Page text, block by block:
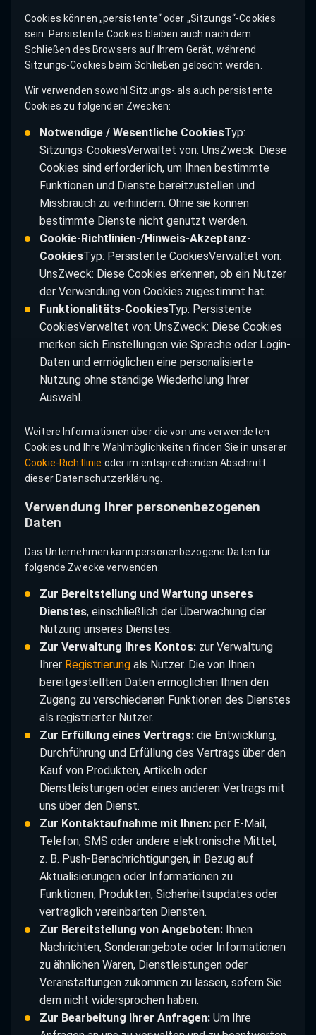
Cookies können „persistente“ oder „Sitzungs“-Cookies
sein. Persistente Cookies bleiben auch nach dem
Schließen des Browsers auf Ihrem Gerät, während
Sitzungs-Cookies beim Schließen gelöscht werden.
Wir verwenden sowohl Sitzungs- als auch persistente
Cookies zu folgenden Zwecken:
Notwendige / Wesentliche CookiesTyp:
Sitzungs-CookiesVerwaltet von: UnsZweck: Diese
Cookies sind erforderlich, um Ihnen bestimmte
Funktionen und Dienste bereitzustellen und
Missbrauch zu verhindern. Ohne sie können
bestimmte Dienste nicht genutzt werden.
Cookie-Richtlinien-/Hinweis-Akzeptanz-
CookiesTyp: Persistente CookiesVerwaltet von:
UnsZweck: Diese Cookies erkennen, ob ein Nutzer
der Verwendung von Cookies zugestimmt hat.
Funktionalitäts-CookiesTyp: Persistente
CookiesVerwaltet von: UnsZweck: Diese Cookies
merken sich Einstellungen wie Sprache oder Login-
Daten und ermöglichen eine personalisierte
Nutzung ohne ständige Wiederholung Ihrer
Auswahl.
Weitere Informationen über die von uns verwendeten
Cookies und Ihre Wahlmöglichkeiten finden Sie in unserer
Cookie-Richtlinie oder im entsprechenden Abschnitt
dieser Datenschutzerklärung.
Verwendung Ihrer personenbezogenen
Daten
Das Unternehmen kann personenbezogene Daten für
folgende Zwecke verwenden:
Zur Bereitstellung und Wartung unseres
Dienstes, einschließlich der Überwachung der
Nutzung unseres Dienstes.
Zur Verwaltung Ihres Kontos:zur Verwaltung
Ihrer Registrierungals Nutzer. Die von Ihnen
bereitgestellten Daten ermöglichen Ihnen den
Zugang zu verschiedenen Funktionen des Dienstes
als registrierter Nutzer.
Zur Erfüllung eines Vertrags:die Entwicklung,
Durchführung und Erfüllung des Vertrags über den
Kauf von Produkten, Artikeln oder
Dienstleistungen oder eines anderen Vertrags mit
uns über den Dienst.
Zur Kontaktaufnahme mit Ihnen:per E-Mail,
Telefon, SMS oder andere elektronische Mittel,
z. B. Push-Benachrichtigungen, in Bezug auf
Aktualisierungen oder Informationen zu
Funktionen, Produkten, Sicherheitsupdates oder
vertraglich vereinbarten Diensten.
Zur Bereitstellung von Angeboten:Ihnen
Nachrichten, Sonderangebote oder Informationen
zu ähnlichen Waren, Dienstleistungen oder
Veranstaltungen zukommen zu lassen, sofern Sie
dem nicht widersprochen haben.
Zur Bearbeitung Ihrer Anfragen:Um Ihre